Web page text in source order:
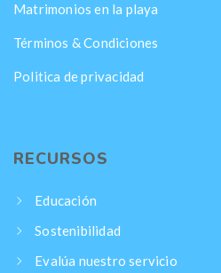
Matrimonios en la playa
Términos & Condiciones
Politica de privacidad
RECURSOS
Educación
Sostenibilidad
Evalúa nuestro servicio